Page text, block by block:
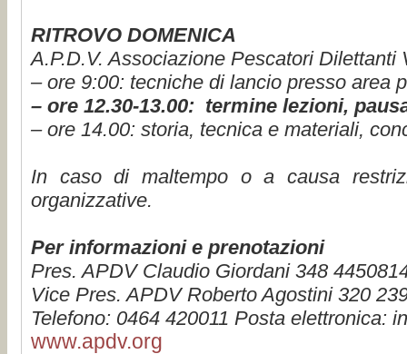
RITROVO DOMENICA
A.P.D.V. Associazione Pescatori
– ore 9:00: tecniche di lancio presso area
– ore 12.30-13.00: termine lezioni,
– ore 14.00: storia, tecnica e materiali,
In caso di maltempo o a causa
organizzative.
Per informazioni e prenotazioni
Pres. APDV Claudio Giordani 348
Vice Pres. APDV Roberto Agostini 320
Telefono: 0464 420011 Posta elettronica:
www.apdv.org